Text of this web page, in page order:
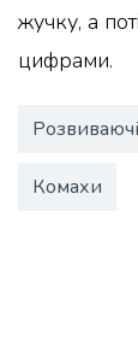
жучку, а
цифрами.
Комахи